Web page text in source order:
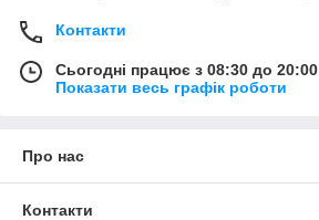
Контакти
Сьогодні працює з 08:30 до 20:00
Показати весь графік роботи
Про нас
Контакти